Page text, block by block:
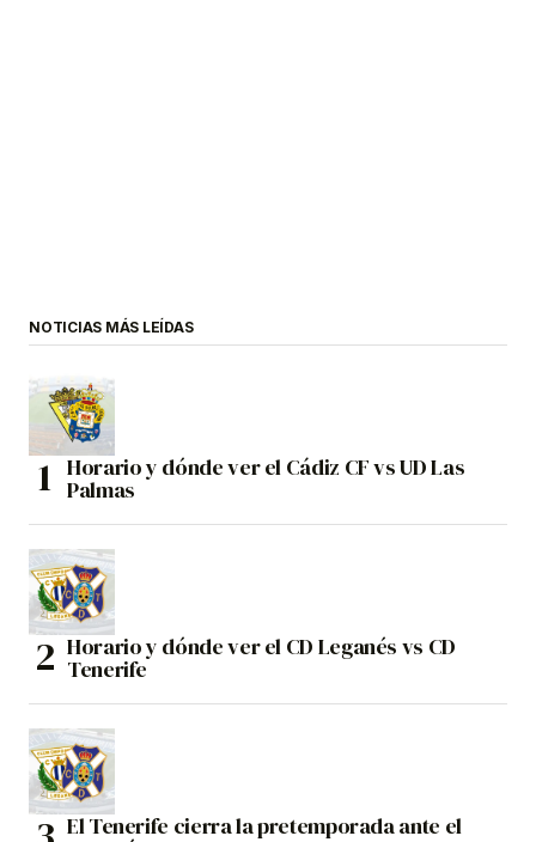
NOTICIAS MÁS LEÍDAS
Horario y dónde ver el Cádiz CF vs UD Las
Palmas
Horario y dónde ver el CD Leganés vs CD
Tenerife
El Tenerife cierra la pretemporada ante el